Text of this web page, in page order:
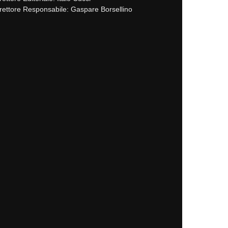
Responsabile: Gaspare Borsellino